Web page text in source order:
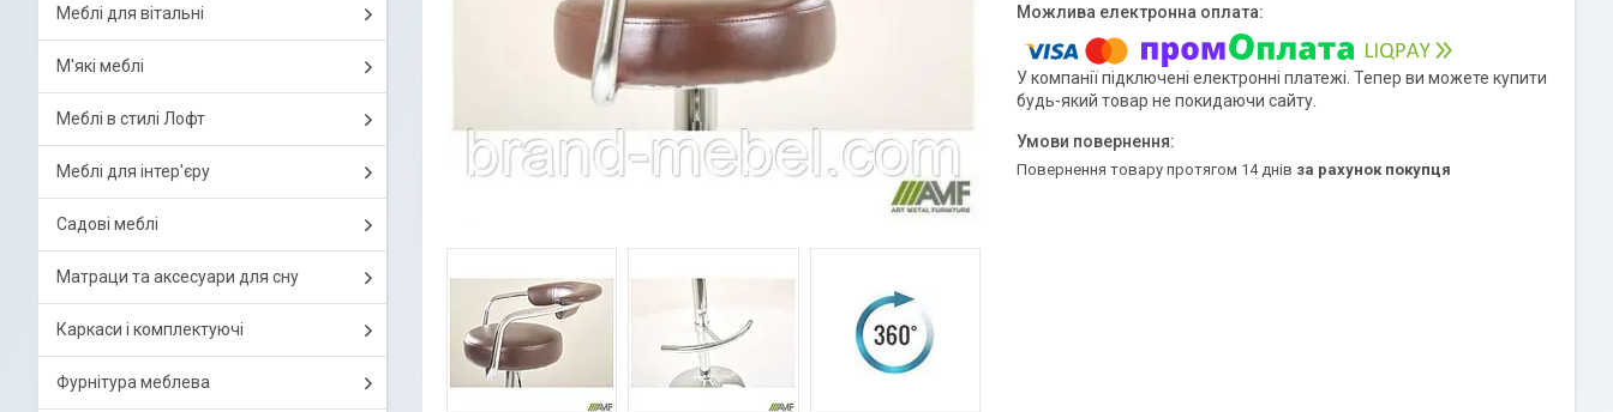
У компанії підключені електронні платежі. Тепер ви можете купити
будь-який товар не покидаючи сайту.
повернення товару протягом 14 днів за рахунок покупця
Меблі для вітальні
М'які меблі
Меблі в стилі Лофт
Меблі для інтер'єру
Садові меблі
Матраци та аксесуари для сну
Каркаси і комплектуючі
Фурнітура меблева